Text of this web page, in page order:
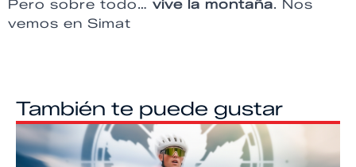
Pero sobre todo… vive la montaña. Nos
vemos en Simat
También te puede gustar